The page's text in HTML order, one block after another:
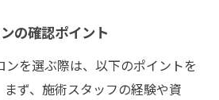
の確認ポイント
ンを選ぶ際は、以下のポイントを
ず、施術スタッフの経験や資